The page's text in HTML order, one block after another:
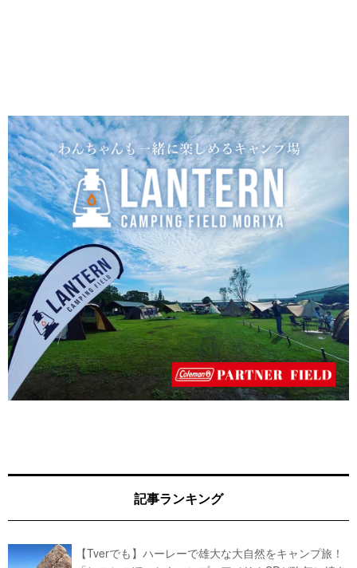
記事ランキング
【Tverでも】ハーレーで雄大な大自然をキャンプ旅！